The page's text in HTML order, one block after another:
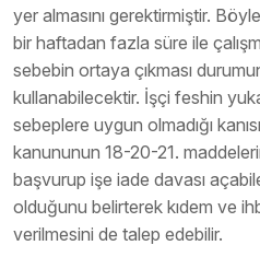
yer almasını gerektirmiştir.
bir haftadan fazla süre ile
sebebin ortaya çıkması
kullanabilecektir. İşçi feshin
sebeplere uygun olmadığı
kanununun 18-20-21.
başvurup işe iade davası
olduğunu belirterek kıdem ve
verilmesini de talep edebilir.